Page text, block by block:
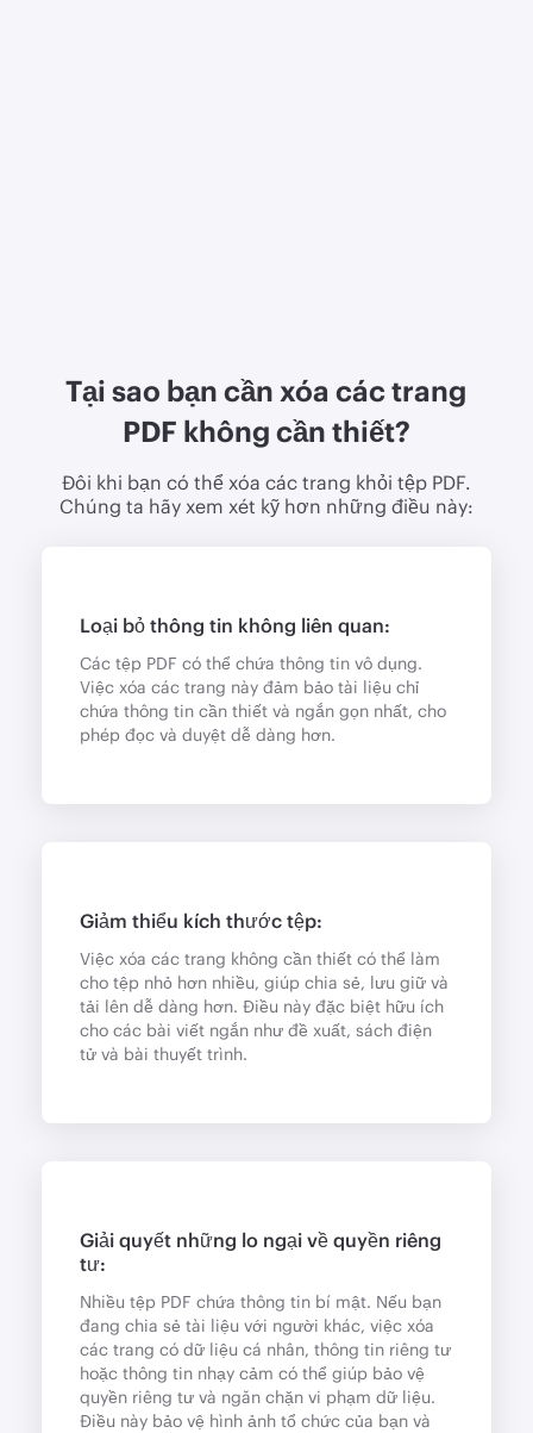
Tại sao bạn cần xóa các trang
PDF không cần thiết?
Đôi khi bạn có thể xóa các trang khỏi tệp PDF.
Chúng ta hãy xem xét kỹ hơn những điều này:
Loại bỏ thông tin không liên quan:
Các tệp PDF có thể chứa thông tin vô dụng.
Việc xóa các trang này đảm bảo tài liệu chỉ
chứa thông tin cần thiết và ngắn gọn nhất, cho
phép đọc và duyệt dễ dàng hơn.
Giảm thiểu kích thước tệp:
Việc xóa các trang không cần thiết có thể làm
cho tệp nhỏ hơn nhiều, giúp chia sẻ, lưu giữ và
tải lên dễ dàng hơn. Điều này đặc biệt hữu ích
cho các bài viết ngắn như đề xuất, sách điện
tử và bài thuyết trình.
Giải quyết những lo ngại về quyền riêng
tư:
Nhiều tệp PDF chứa thông tin bí mật. Nếu bạn
đang chia sẻ tài liệu với người khác, việc xóa
các trang có dữ liệu cá nhân, thông tin riêng tư
hoặc thông tin nhạy cảm có thể giúp bảo vệ
quyền riêng tư và ngăn chặn vi phạm dữ liệu.
Điều này bảo vệ hình ảnh tổ chức của bạn và